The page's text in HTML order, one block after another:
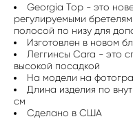
Georgia Top - это
регулируемыми
полосой по низу для
Изготовлен в новом
Леггинсы Cara - это
высокой посадкой
На модели на
Длина изделия по
см
Сделано в США